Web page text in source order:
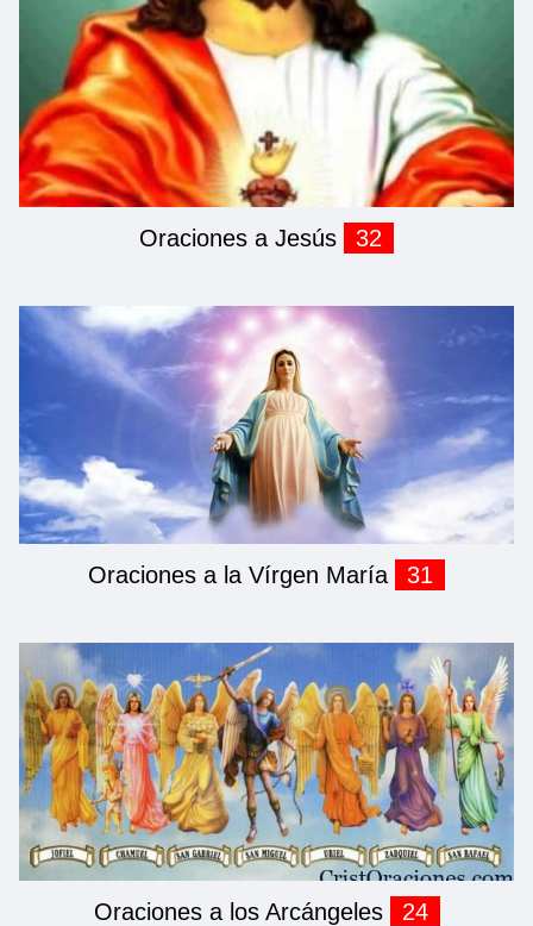
Oraciones a Jesús 32
Oraciones a la Vírgen María 31
Oraciones a los Arcángeles 24